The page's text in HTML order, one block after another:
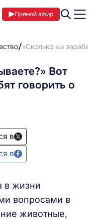
Прямой эфир
«Сколько вы
Вот
говорить о
в
в
в жизни
вопросами в
животные,